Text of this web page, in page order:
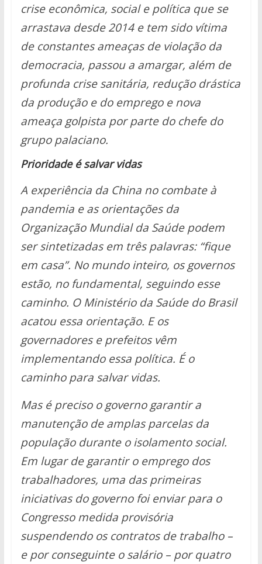
crise econômica, social e política que se
arrastava desde 2014 e tem sido vítima
de constantes ameaças de violação da
democracia, passou a amargar, além de
profunda crise sanitária, redução drástica
da produção e do emprego e nova
ameaça golpista por parte do chefe do
grupo palaciano.
Prioridade é salvar vidas
A experiência da China no combate à
pandemia e as orientações da
Organização Mundial da Saúde podem
ser sintetizadas em três palavras: “fique
em casa”. No mundo inteiro, os governos
estão, no fundamental, seguindo esse
caminho. O Ministério da Saúde do Brasil
acatou essa orientação. E os
governadores e prefeitos vêm
implementando essa política. É o
caminho para salvar vidas.
Mas é preciso o governo garantir a
manutenção de amplas parcelas da
população durante o isolamento social.
Em lugar de garantir o emprego dos
trabalhadores, uma das primeiras
iniciativas do governo foi enviar para o
Congresso medida provisória
suspendendo os contratos de trabalho –
e por conseguinte o salário – por quatro